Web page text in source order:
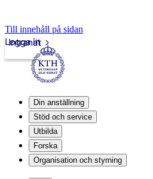
Till innehåll på sidan
Intranät
Logga in
Din anställning
Stöd och service
Utbilda
Forska
Organisation och styrning